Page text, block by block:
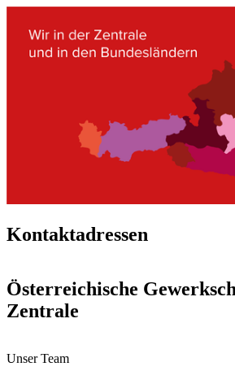
Kontaktadressen
Österreichische
Zentrale
Unser Team